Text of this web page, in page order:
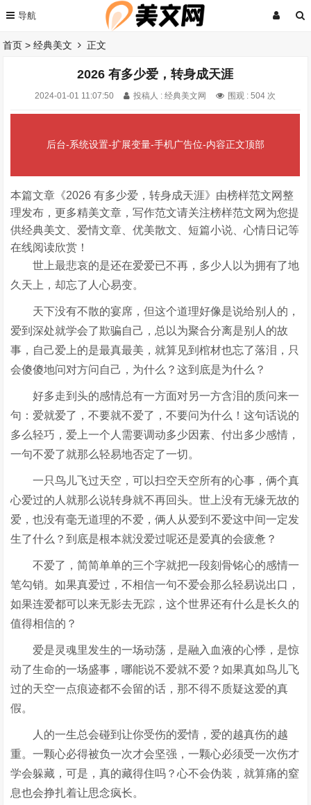
首页 >经典美文 正文
2026 有多少爱，转身成天涯
2024-01-01 11:07:50 投稿人 : 经典美文网 围观 :504 次
后台-系统设置-扩展变量-手机广告位-内容正文顶部
本篇文章《2026 有多少爱，转身成天涯》由榜样范文网整
理发布，更多精美文章，写作范文请关注榜样范文网为您提
供经典美文、爱情文章、优美散文、短篇小说、心情日记等
在线阅读欣赏！
世上最悲哀的是还在爱爱已不再，多少人以为拥有了地
久天上，却忘了人心易变。
天下没有不散的宴席，但这个道理好像是说给别人的，
爱到深处就学会了欺骗自己，总以为聚合分离是别人的故
事，自己爱上的是最真最美，就算见到棺材也忘了落泪，只
会傻傻地问对方问自己，为什么？这到底是为什么？
好多走到头的感情总有一方面对另一方含泪的质问来一
句：爱就爱了，不要就不爱了，不要问为什么！这句话说的
多么轻巧，爱上一个人需要调动多少因素、付出多少感情，
一句不爱了就那么轻易地否定了一切。
一只鸟儿飞过天空，可以扫空天空所有的心事，俩个真
心爱过的人就那么说转身就不再回头。世上没有无缘无故的
爱，也没有毫无道理的不爱，俩人从爱到不爱这中间一定发
生了什么？到底是根本就没爱过呢还是爱真的会疲惫？
不爱了，简简单单的三个字就把一段刻骨铭心的感情一
笔勾销。如果真爱过，不相信一句不爱会那么轻易说出口，
如果连爱都可以来无影去无踪，这个世界还有什么是长久的
值得相信的？
爱是灵魂里发生的一场动荡，是融入血液的心悸，是惊
动了生命的一场盛事，哪能说不爱就不爱？如果真如鸟儿飞
过的天空一点痕迹都不会留的话，那不得不质疑这爱的真
假。
人的一生总会碰到让你受伤的爱情，爱的越真伤的越
重。一颗心必得被负一次才会坚强，一颗心必须受一次伤才
学会躲藏，可是，真的藏得住吗？心不会伪装，就算痛的窒
息也会挣扎着让思念疯长。